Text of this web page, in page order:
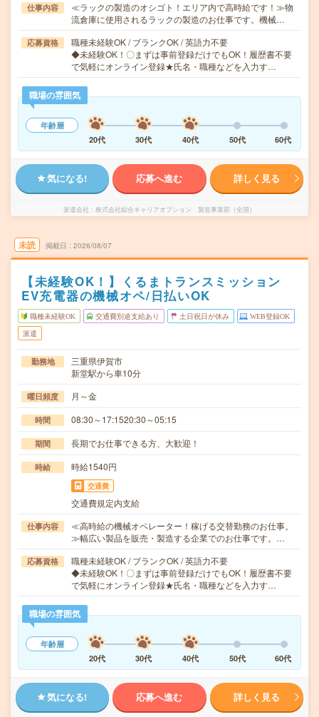
仕事内容
≪ラックの製造のオシゴト！エリア内で高時給です！≫物
流倉庫に使用されるラックの製造のお仕事です。機械…
応募資格
職種未経験OK / ブランクOK / 英語力不要
◆未経験OK！〇まずは事前登録だけでもOK！履歴書不要
で気軽にオンライン登録★氏名・職種などを入力す…
職場の雰囲気
年齢層
20代
30代 40代 50代 60代
気になる! 応募へ進む 詳しく見る
派遣会社 株式会社綜合キャリアオプション 製造事業部（全国）
未読 掲載日 2026/08/07
【未経験OK！】くるまトランスミッション
EV充電器の機械オペ/日払いOK
職種未経験OK 交通費別途支給あり 土日祝日が休み WEB登録OK
派遣
勤務地
三重県伊賀市
新堂駅から車10分
曜日頻度 月～金
時間 08:30～17:1520:30～05:15
期間 長期でお仕事できる方、大歓迎！
時給 時給1540円
交通費
交通費規定内支給
仕事内容
≪高時給の機械オペレーター！稼げる交替勤務のお仕事。
≫幅広い製品を販売・製造する企業でのお仕事です。…
応募資格
職種未経験OK / ブランクOK / 英語力不要
◆未経験OK！〇まずは事前登録だけでもOK！履歴書不要
で気軽にオンライン登録★氏名・職種などを入力す…
職場の雰囲気
年齢層
20代
30代 40代 50代 60代
気になる! 応募へ進む 詳しく見る